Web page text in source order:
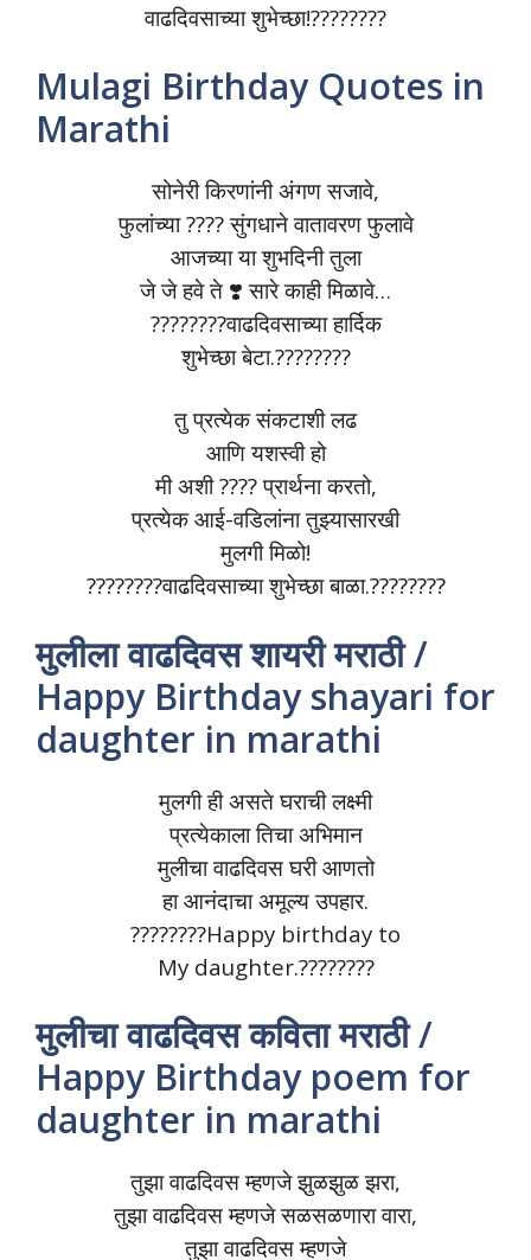
वाढदिवसाच्या शुभेच्छा!????????
Mulagi Birthday Quotes in
Marathi
सोनेरी किरणांनी अंगण सजावे,
फुलांच्या ???? सुंगधाने वातावरण फुलावे
आजच्या या शुभदिनी तुला
जे जे हवे ते ❣️ सारे काही मिळावे…
????????वाढदिवसाच्या हार्दिक
शुभेच्छा बेटा.????????
तु प्रत्येक संकटाशी लढ
आणि यशस्वी हो
मी अशी ???? प्रार्थना करतो,
प्रत्येक आई-वडिलांना तुझ्यासारखी
मुलगी मिळो!
????????वाढदिवसाच्या शुभेच्छा बाळा.????????
मुलीला वाढदिवस शायरी मराठी /
Happy Birthday shayari for
daughter in marathi
मुलगी ही असते घराची लक्ष्मी
प्रत्येकाला तिचा अभिमान
मुलीचा वाढदिवस घरी आणतो
हा आनंदाचा अमूल्य उपहार.
????????Happy birthday to
My daughter.????????
मुलीचा वाढदिवस कविता मराठी /
Happy Birthday poem for
daughter in marathi
तुझा वाढदिवस म्हणजे झुळझुळ झरा,
तुझा वाढदिवस म्हणजे सळसळणारा वारा,
तुझा वाढदिवस म्हणजे